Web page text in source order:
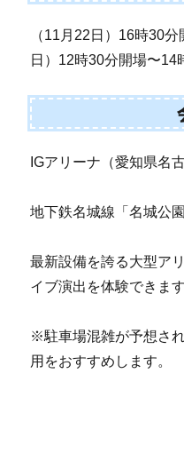
（11月22日）16時30
日）12時30分開場〜14
IGアリーナ（愛知県名
地下鉄名城線「名城公
最新設備を誇る大型ア
イブ演出を体験できます
※駐車場混雑が予想さ
用をおすすめします。